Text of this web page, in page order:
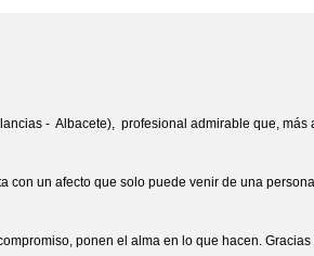
- Albacete), profesional admirable que, más
con un afecto que solo puede venir de una
ponen el alma en lo que hacen. Gracias